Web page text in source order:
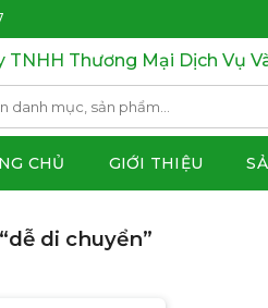
TNHH Thương Mại Dịch Vụ
CHỦ GIỚI THIỆU
di chuyển”